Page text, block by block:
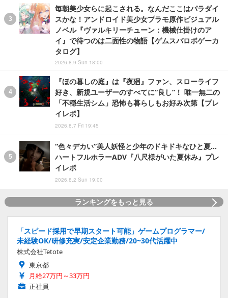
毎朝美少女らに起こされる。なんだここはパラダイ
スかな！アンドロイド美少女プラモ原作ビジュアル
ノベル『ヴァルキリーチューン：機械仕掛けのア
イ』で待つのは二面性の物語【ゲムスパロボゲーカ
タログ】
2026.8.9 Sun 18:00
『ほの暮しの庭』は『夜廻』ファン、スローライフ
好き、新規ユーザーのすべてに“良し”！ 唯一無二の
「不穏生活シム」恐怖も暮らしもお好み次第【プレ
イレポ】
2026.8.7 Fri 19:45
“色々デカい”美人妖怪と少年のドキドキなひと夏…
ハートフルホラーADV『八尺様がいた夏休み』プレ
イレポ
2026.8.2 Sun 19:00
ランキングをもっと見る
「スピード採用で早期スタート可能」ゲームプログラマー/
未経験OK/研修充実/安定企業勤務/20~30代活躍中
株式会社Tetote
東京都
月給27万円～33万円
正社員